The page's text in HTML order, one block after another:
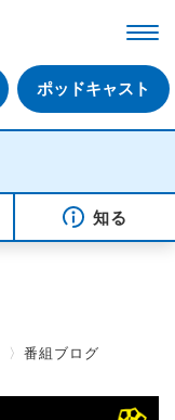
ポッドキャスト
知る
〉番組ブログ